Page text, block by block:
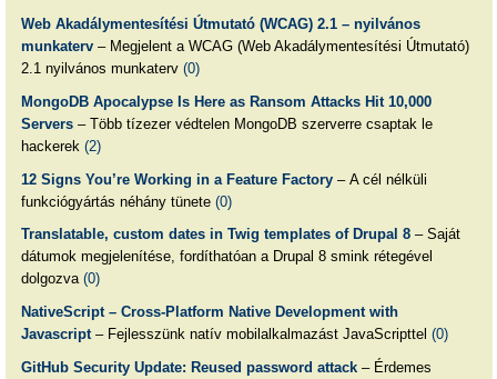
Web Akadálymentesítési Útmutató (WCAG) 2.1 – nyilvános
munkaterv– Megjelent a WCAG (Web Akadálymentesítési Útmutató)
2.1 nyilvános munkaterv (0)
MongoDB Apocalypse Is Here as Ransom Attacks Hit 10,000
Servers– Több tízezer védtelen MongoDB szerverre csaptak le
hackerek (2)
12 Signs You’re Working in a Feature Factory– A cél nélküli
funkciógyártás néhány tünete (0)
Translatable, custom dates in Twig templates of Drupal 8– Saját
dátumok megjelenítése, fordíthatóan a Drupal 8 smink rétegével
dolgozva (0)
NativeScript – Cross-Platform Native Development with
Javascript– Fejlesszünk natív mobilalkalmazást JavaScripttel (0)
GitHub Security Update: Reused password attack– Érdemes